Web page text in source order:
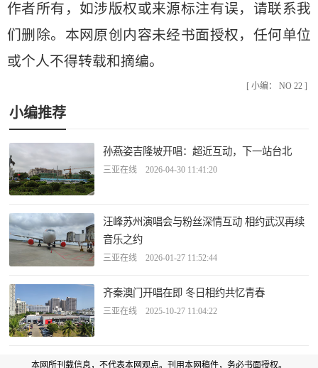
作者所有，如涉版权或来源标注有误，请联系我
们删除。本网原创内容未经书面授权，任何单位
或个人不得转载和摘编。
[ 小编： NO 22 ]
小编推荐
孙燕姿吉隆坡开唱：超近互动，下一站台北
三亚在线 2026-04-30 11:41:20
汪峰苏州演唱会与粉丝深情互动 相约武汉再续
音乐之约
三亚在线 2026-01-27 11:52:44
齐秦澳门开唱在即 冬日相约共忆青春
三亚在线 2025-10-27 11:04:22
本网所刊载信息，不代表本网观点。刊用本网稿件，务必书面授权。